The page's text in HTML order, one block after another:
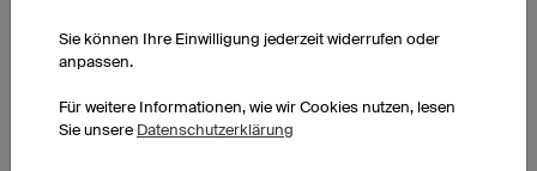
Sie können Ihre Einwilligung jederzeit widerrufen oder
anpassen.
Für weitere Informationen, wie wir Cookies nutzen, lesen
Sie unsere Datenschutzerklärung